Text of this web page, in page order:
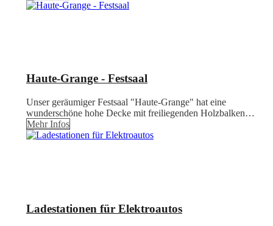
Haute-Grange - Festsaal
Unser geräumiger Festsaal "Haute-Grange" hat eine
wunderschöne hohe Decke mit freiliegenden Holzbalken…
Mehr Infos
Ladestationen für Elektroautos